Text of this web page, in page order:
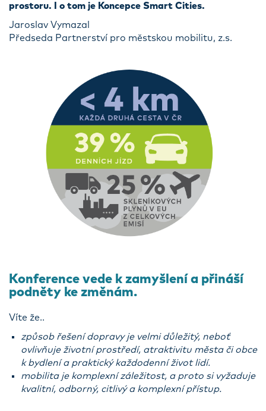
prostoru. I o tom je Koncepce Smart Cities.
Jaroslav Vymazal
Předseda Partnerství pro městskou mobilitu, z.s.
Konference vede k zamyšlení a přináší
podněty ke změnám.
Víte že..
způsob řešení dopravy je velmi důležitý, neboť
ovlivňuje životní prostředí, atraktivitu města či obce
k bydlení a praktický každodenní život lidí.
mobilita je komplexní záležitost, a proto si vyžaduje
kvalitní, odborný, citlivý a komplexní přístup.